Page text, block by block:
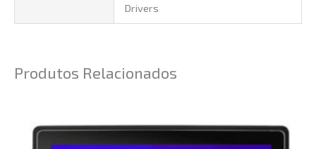
Drivers
Produtos Relacionados